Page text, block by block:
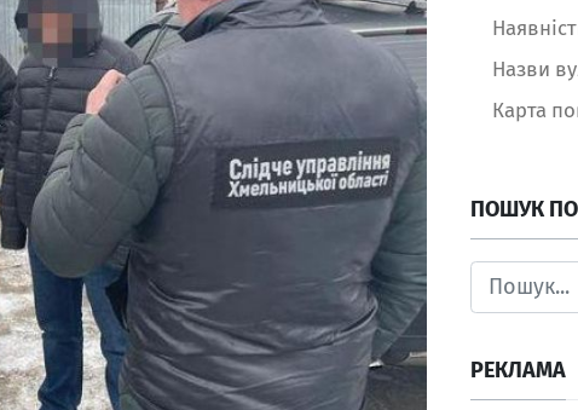
Назви
Карта
ПОШУК
РЕКЛАМА